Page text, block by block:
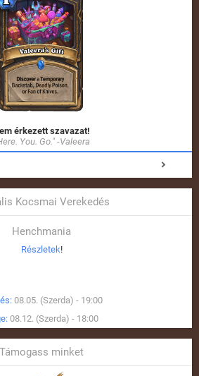
érkezett szavazat!
You. Go." -Valeera
Kocsmai Verekedés
Henchmania
Részletek!
08.05. (Szerda) - 19:00
08.12. (Szerda) - 18:00
Támogass minket